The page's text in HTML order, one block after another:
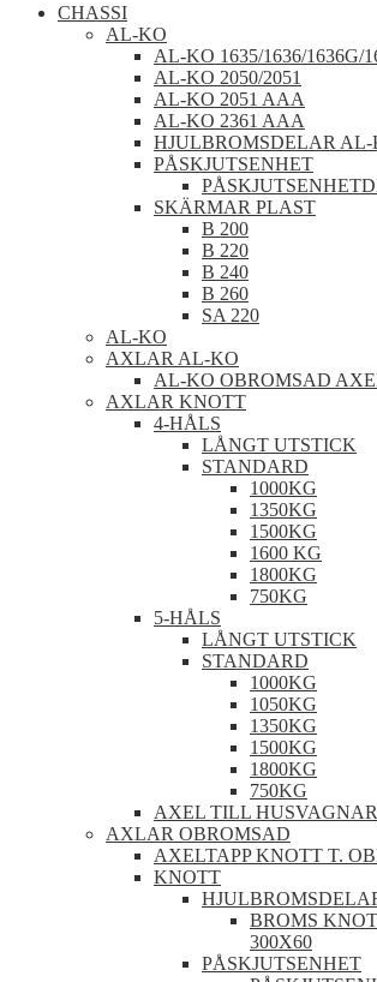
CHASSI
AL-KO
AL-KO 1635/1636/1636G/
AL-KO 2050/2051
AL-KO 2051 AAA
AL-KO 2361 AAA
HJULBROMSDELAR AL-
PÅSKJUTSENHET
SKÄRMAR PLAST
B 200
B 220
B 240
B 260
SA 220
AL-KO
AXLAR AL-KO
AL-KO OBROMSAD
AXLAR KNOTT
4-HÅLS
LÅNGT UTSTICK
STANDARD
1000KG
1350KG
1500KG
1600 KG
1800KG
750KG
5-HÅLS
LÅNGT UTSTICK
STANDARD
1000KG
1050KG
1350KG
1500KG
1800KG
750KG
AXEL TILL HUSVAGNAR
AXLAR OBROMSAD
AXELTAPP KNOTT T.
KNOTT
BROMS
300X60
PÅSKJUTSENHET